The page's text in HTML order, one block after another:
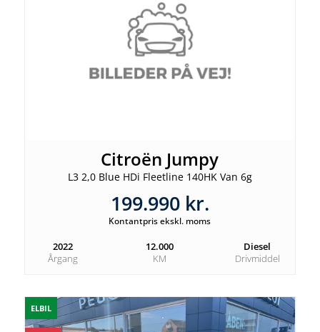
Citroën Jumpy
L3 2,0 Blue HDi Fleetline 140HK Van 6g
199.990 kr.
Kontantpris ekskl. moms
2022
Årgang
12.000
KM
Diesel
Drivmiddel
ELBIL